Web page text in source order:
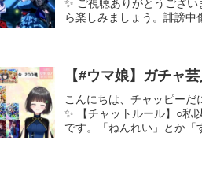
✨ ご視聴ありがとうござ
ら楽しみましょう。誹謗中
【#ウマ娘】ガチャ
こんにちは、チャッピーだ
✨ 【チャットルール】○私
です。「ねんれい」とか